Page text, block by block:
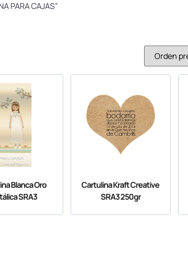
PARA CAJAS”
Blanca Oro
SRA3
Cartulina Kraft Creative
SRA3 250gr